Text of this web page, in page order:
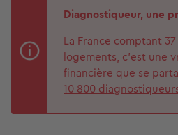
Diagnostiqueur, une
La France comptant
logements, c’est une
financière que se
10 800